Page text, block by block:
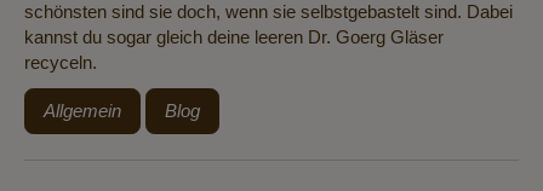
schönsten sind sie doch, wenn sie selbstgebastelt sind. Dabei
kannst du sogar gleich deine leeren Dr. Goerg Gläser
recyceln.
Allgemein Blog